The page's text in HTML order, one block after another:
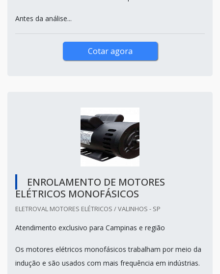
Antes da análise...
Cotar agora
ENROLAMENTO DE MOTORES
ELÉTRICOS MONOFÁSICOS
ELETROVAL MOTORES ELÉTRICOS / VALINHOS - SP
Atendimento exclusivo para Campinas e região
Os motores elétricos monofásicos trabalham por meio da
indução e são usados com mais frequência em indústrias.